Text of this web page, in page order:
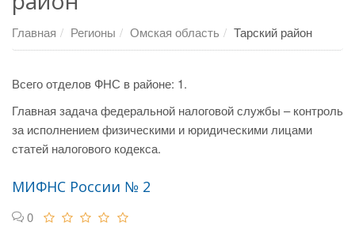
Главная Регионы Омская область Тарский район
Всего отделов ФНС в районе: 1.
Главная задача федеральной налоговой службы – контроль
за исполнением физическими и юридическими лицами
статей налогового кодекса.
МИФНС России № 2
0